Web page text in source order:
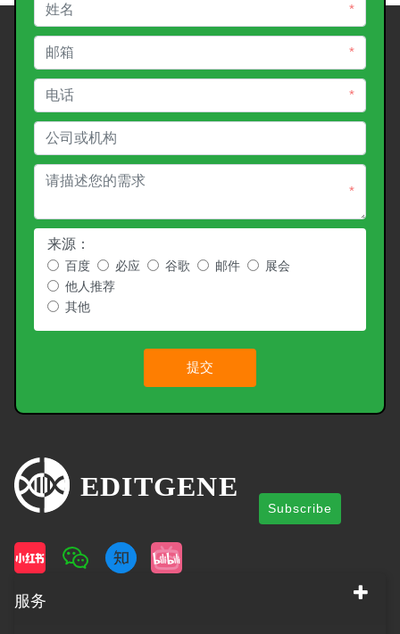
*
*
*
*
来源：
百度 必应 谷歌 邮件
展会
他人推荐
其他
提交
Subscribe
服务